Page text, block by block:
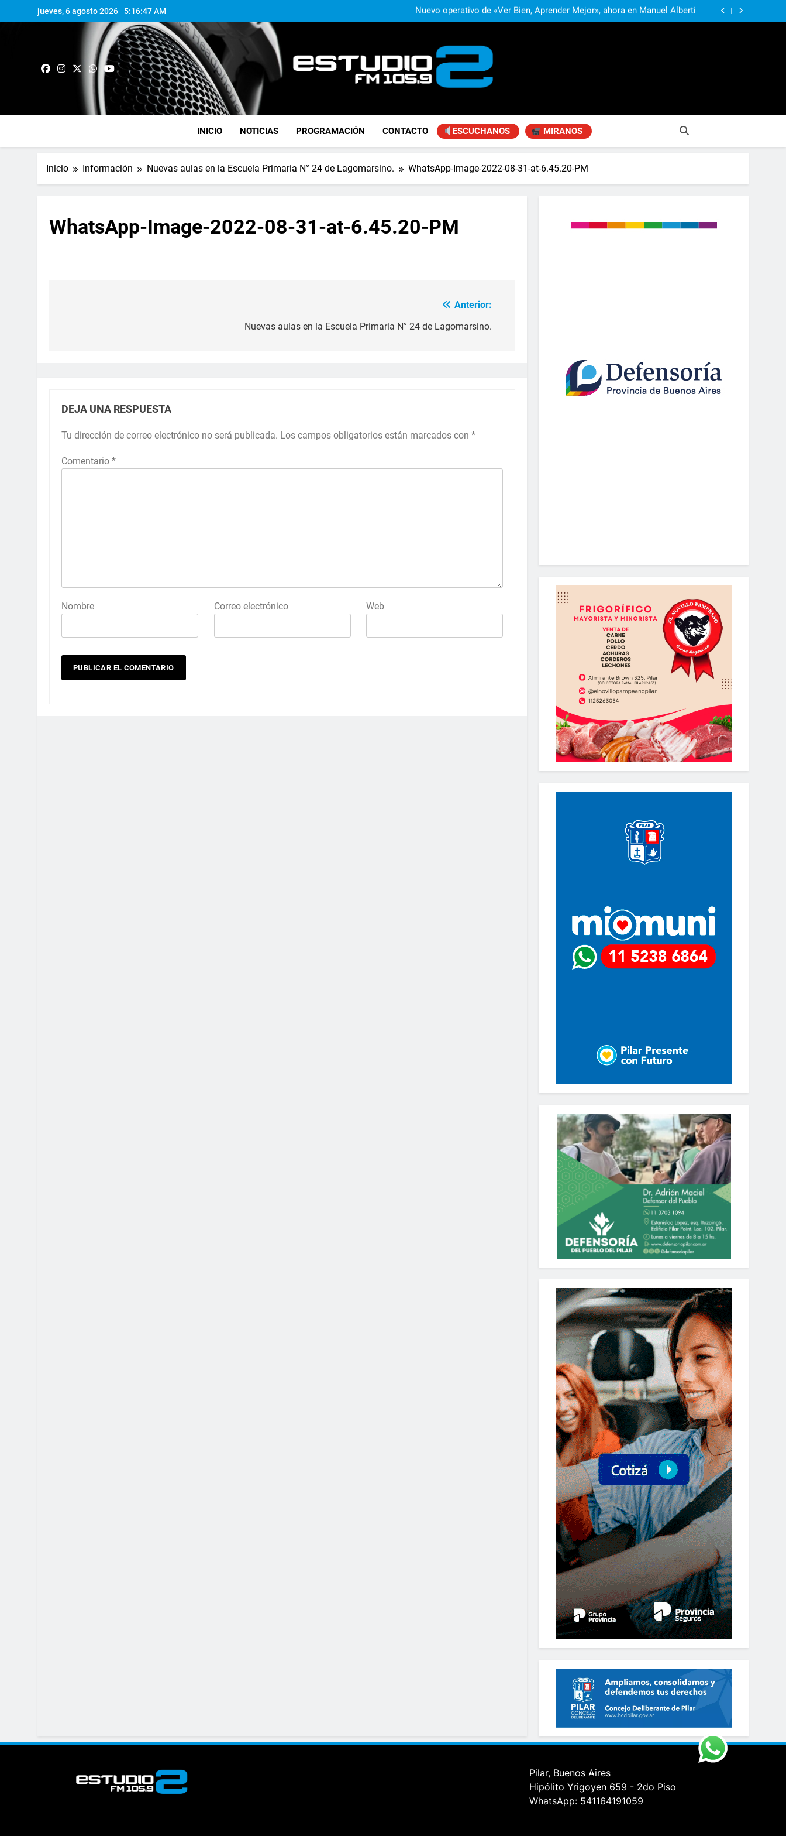
jueves, 6 agosto 2026 5:16:48 AM
Agustina Propato rechazó la flexibilización de la Ley de Tierras y advirtió:
«Sería una tragedia para la soberanía argentina»
José Ignacio de Mendiguren advirtió por el impacto de la crisis diplomática
Agustina Propato rechazó la flexibilización de la Ley de Tierras y advirtió:
José Ignacio de Mendiguren advirtió por el impacto de la crisis diplomática
con Brasil: «No somos conscientes de la gravedad de lo que está
FM Estudio 2
INICIO NOTICIAS PROGRAMACIÓN CONTACTO ESCUCHANOS MIRANOS
Inicio Información Nuevas aulas en la Escuela Primaria N° 24 de Lagomarsino. WhatsApp-Image-2022-08-31-at-6.45.20-PM
WhatsApp-Image-2022-08-31-at-6.45.20-PM
Anterior:
Nuevas aulas en la Escuela Primaria N° 24 de Lagomarsino.
DEJA UNA RESPUESTA
Tu dirección de correo electrónico no será publicada. Los campos obligatorios están marcados con *
Comentario *
Nombre Correo electrónico Web
Pilar, Buenos Aires
Hipólito Yrigoyen 659 - 2do Piso
WhatsApp: 541164191059